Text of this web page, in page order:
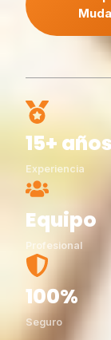
15+ años
Experiencia
Equipo
Profesional
100%